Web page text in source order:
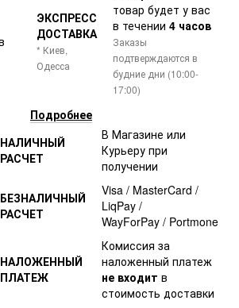
ЭКСПРЕСС
ДОСТАВКА
* Киев,
Одесса
товар будет у вас
в течении 4 часов
Заказы
подтверждаются в
будние дни (10:00-
17:00)
Подробнее
НАЛИЧНЫЙ
РАСЧЕТ
В Магазине или
Курьеру при
получении
БЕЗНАЛИЧНЫЙ
РАСЧЕТ
Visa / MasterCard /
LiqPay /
WayForPay / Portmone
НАЛОЖЕННЫЙ
ПЛАТЕЖ
Комиссия за
наложенный платеж
не входит в
стоимость доставки